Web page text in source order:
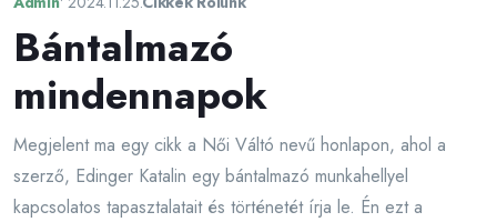
Bántalmazó
mindennapok
Megjelent ma egy cikk a Női Váltó nevű honlapon, ahol a
szerző, Edinger Katalin egy bántalmazó munkahellyel
kapcsolatos tapasztalatait és történetét írja le. Én ezt a